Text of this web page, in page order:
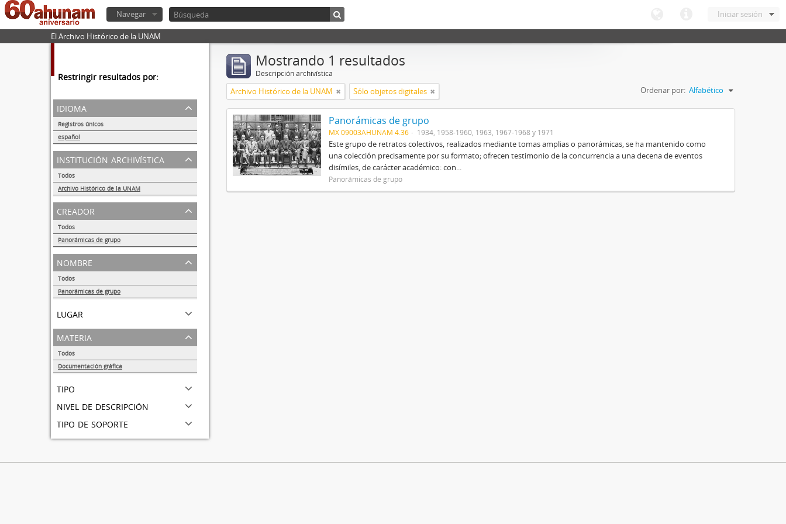
Iniciar sesión
Navegar
El Archivo Histórico de la UNAM
Restringir resultados por:
idioma
Registros únicos
español
1
institución archivística
Todos
Archivo Histórico de la UNAM
1
creador
Todos
Panorámicas de grupo
1
nombre
Todos
Panorámicas de grupo
lugar
materia
Todos
Documentación gráfica
tipo
nivel de descripción
tipo de soporte
Mostrando 1 resultados
Descripción archivística
Archivo Histórico de la UNAM Sólo objetos digitales Ordenar por: Alfabético
Panorámicas de grupo
MX 09003AHUNAM 4.36 1934, 1958-1960, 1963, 1967-1968 y 1971
Este grupo de retratos colectivos, realizados mediante tomas amplias o panorámicas, se ha mantenido como
una colección precisamente por su formato; ofrecen testimonio de la concurrencia a una decena de eventos
disímiles, de carácter académico: con...
Panorámicas de grupo